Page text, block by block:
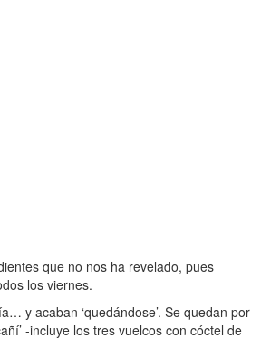
que no nos ha revelado, pues
los viernes.
y acaban ‘quedándose’. Se quedan por
-incluye los tres vuelcos con cóctel de